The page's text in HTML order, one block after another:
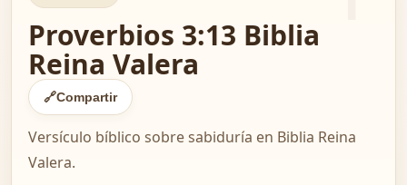
Proverbios 3:13 Biblia
Reina Valera
🔗Compartir
Versículo bíblico sobre sabiduría en Biblia Reina
Valera.